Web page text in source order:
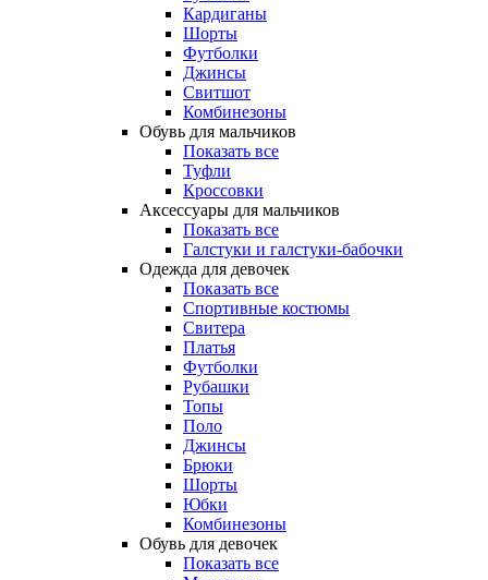
Кардиганы
Шорты
Футболки
Джинсы
Свитшот
Комбинезоны
Обувь для мальчиков
Показать все
Туфли
Кроссовки
Аксессуары для мальчиков
Показать все
Галстуки и галстуки-бабочки
Одежда для девочек
Показать все
Спортивные костюмы
Свитера
Платья
Футболки
Рубашки
Топы
Поло
Джинсы
Брюки
Шорты
Юбки
Комбинезоны
Обувь для девочек
Показать все